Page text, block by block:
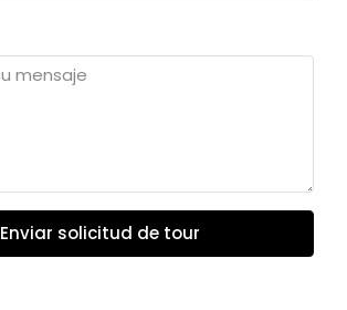
Enviar solicitud de tour